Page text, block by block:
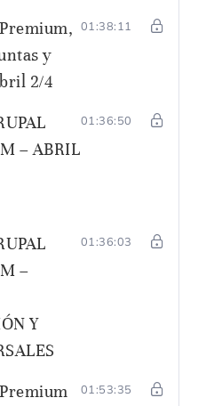
y
2/4
01:38:11
– ABRIL
01:36:50
–
Y
01:36:03
01:53:35